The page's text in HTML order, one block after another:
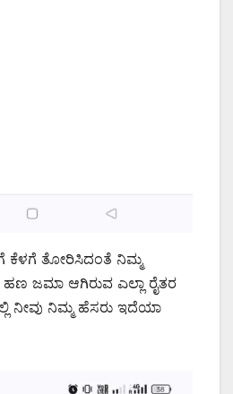
ಕೆಳಗೆ ತೋರಿಸಿದಂತೆ ನಿಮ್ಮ
ಜಮಾ ಆಗಿರುವ ಎಲ್ಲಾ ರೈತರ
ನೀವು ನಿಮ್ಮ ಹೆಸರು ಇದೆಯಾ